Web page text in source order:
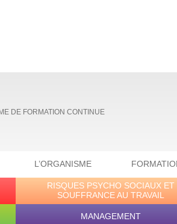
DE FORMATION CONTINUE
L’ORGANISME
RISQUES PSYCHO SOCIAUX ET
SOUFFRANCE AU TRAVAIL
MANAGEMENT